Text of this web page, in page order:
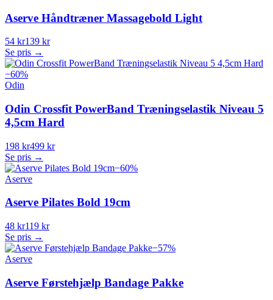
Aserve Håndtræner Massagebold Light
54 kr139 kr
Se pris →
−60%
Odin
Odin Crossfit PowerBand Træningselastik Niveau 5
4,5cm Hard
198 kr499 kr
Se pris →
−60%
Aserve
Aserve Pilates Bold 19cm
48 kr119 kr
Se pris →
−57%
Aserve
Aserve Førstehjælp Bandage Pakke